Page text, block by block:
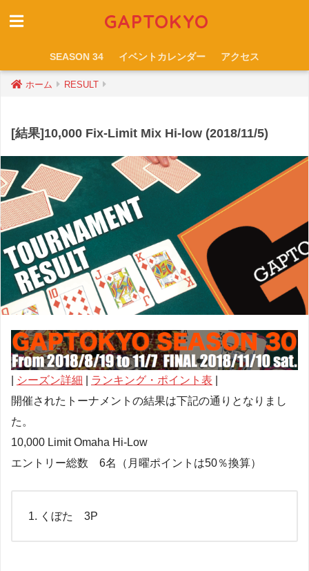
GAPTOKYO
SEASON 34 イベントカレンダー アクセス
ホーム RESULT
[結果]10,000 Fix-Limit Mix Hi-low (2018/11/5)
シーズン詳細 ランキング・ポイント表
開催されたトーナメントの結果は下記の通りとなりまし
た。
10,000 Limit Omaha Hi-Low
エントリー総数 6名（月曜ポイントは50％換算）
くぼた 3P